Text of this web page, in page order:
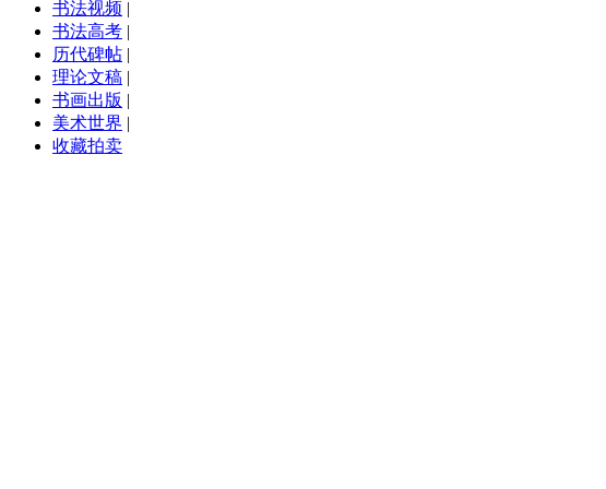
书法视频 |
书法高考 |
历代碑帖 |
理论文稿 |
书画出版 |
美术世界 |
收藏拍卖